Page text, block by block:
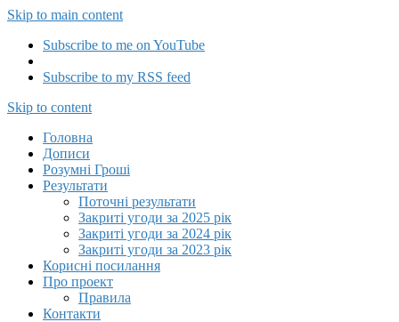
Skip to main content
Subscribe to me on YouTube
Subscribe to my RSS feed
Capitalizator UA
Skip to content
Головна
Дописи
Розумні Гроші
Результати
Поточні результати
Закриті угоди за 2025 рік
Закриті угоди за 2024 рік
Закриті угоди за 2023 рік
Корисні посилання
Про проект
Правила
Контакти